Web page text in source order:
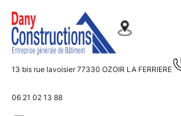
Aller
au
contenu
13 bis rue lavoisier 77330 OZOIR LA FERRIERE
06 21 02 13 88